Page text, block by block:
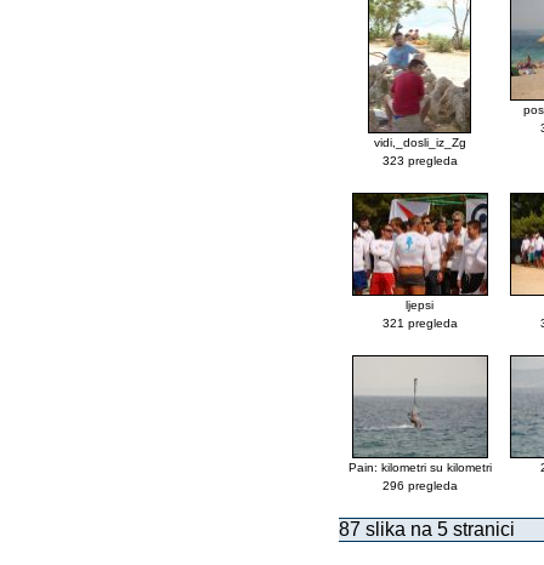
vidi,_dosli_iz_Zg
323 pregleda
ljepsi
321 pregleda
Pain: kilometri su kilometri
296 pregleda
87 slika na 5 stranici